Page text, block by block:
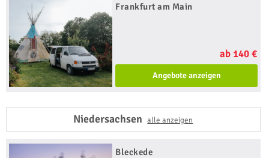
Frankfurt am Main
ab 140 €
Angebote anzeigen
Niedersachsenalle anzeigen
Bleckede